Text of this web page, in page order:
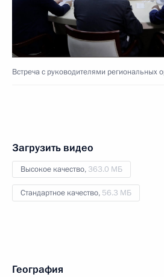
Встреча с руководителями региональных
Загрузить видео
Высокое качество, 363.0 МБ
Стандартное качество, 56.3 МБ
География